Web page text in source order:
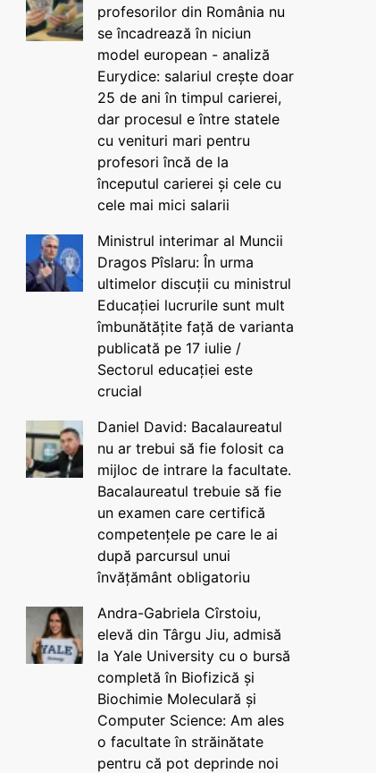
profesorilor din România nu
se încadrează în niciun
model european - analiză
Eurydice: salariul crește doar
25 de ani în timpul carierei,
dar procesul e între statele
cu venituri mari pentru
profesori încă de la
începutul carierei și cele cu
cele mai mici salarii
Ministrul interimar al Muncii
Dragos Pîslaru: În urma
ultimelor discuții cu ministrul
Educației lucrurile sunt mult
îmbunătățite față de varianta
publicată pe 17 iulie /
Sectorul educației este
crucial
Daniel David: Bacalaureatul
nu ar trebui să fie folosit ca
mijloc de intrare la facultate.
Bacalaureatul trebuie să fie
un examen care certifică
competențele pe care le ai
după parcursul unui
învățământ obligatoriu
Andra-Gabriela Cîrstoiu,
elevă din Târgu Jiu, admisă
la Yale University cu o bursă
completă în Biofizică și
Biochimie Moleculară și
Computer Science: Am ales
o facultate în străinătate
pentru că pot deprinde noi